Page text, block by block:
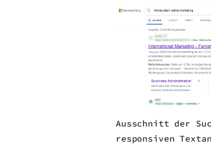
Ausschnitt der
responsiven